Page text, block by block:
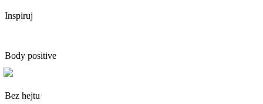
Inspiruj
Body positive
Bez hejtu